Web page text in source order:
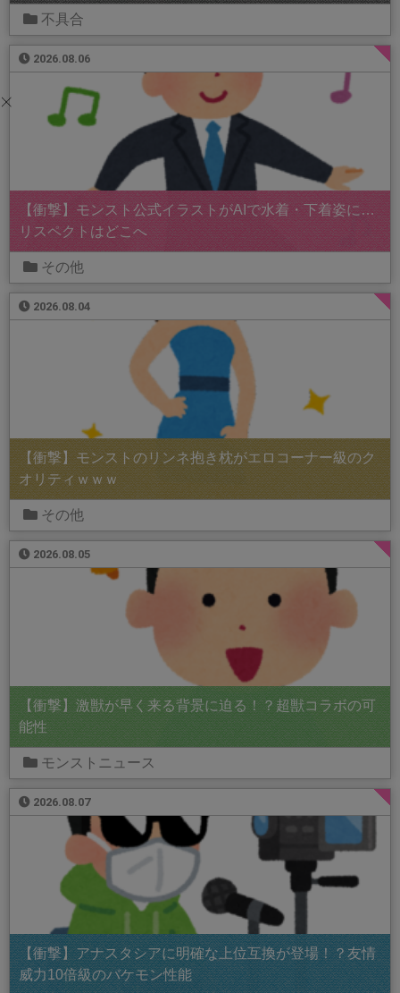
不具合
2026.08.06
【衝撃】モンスト公式イラストがAIで水着・下着姿に…
リスペクトはどこへ
その他
2026.08.04
【衝撃】モンストのリンネ抱き枕がエロコーナー級のク
オリティｗｗｗ
その他
2026.08.05
【衝撃】激獣が早く来る背景に迫る！？超獣コラボの可
能性
モンストニュース
2026.08.07
【衝撃】アナスタシアに明確な上位互換が登場！？友情
威力10倍級のバケモン性能